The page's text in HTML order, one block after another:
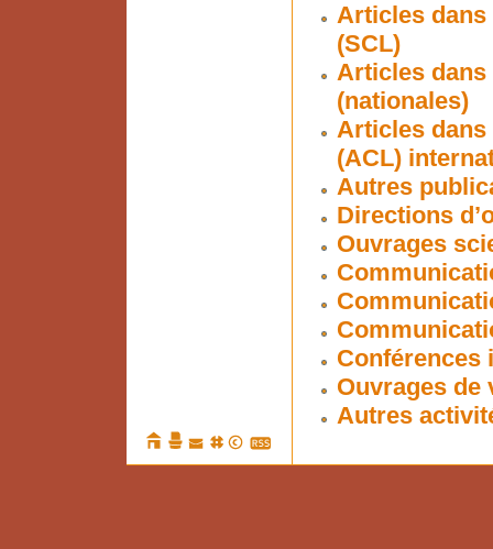
Articles dans
(SCL)
Articles dans
(nationales)
Articles dans
(ACL)
Autres
Directions
Ouvrages
Conférences
Ouvrages de
Autres